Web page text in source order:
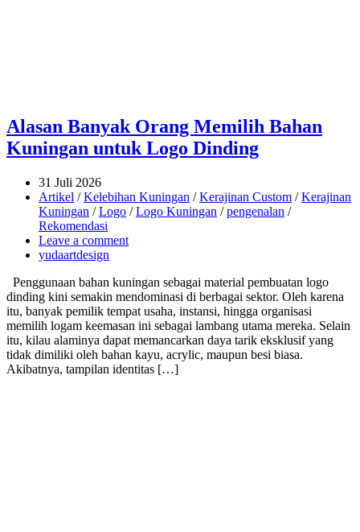
Alasan Banyak Orang Memilih Bahan
Kuningan untuk Logo Dinding
31 Juli 2026
Artikel /Kelebihan Kuningan /Kerajinan Custom /Kerajinan
Kuningan /Logo /Logo Kuningan /pengenalan /
Rekomendasi
Leave a comment
yudaartdesign
Penggunaan bahan kuningan sebagai material pembuatan logo
dinding kini semakin mendominasi di berbagai sektor. Oleh karena
itu, banyak pemilik tempat usaha, instansi, hingga organisasi
memilih logam keemasan ini sebagai lambang utama mereka. Selain
itu, kilau alaminya dapat memancarkan daya tarik eksklusif yang
tidak dimiliki oleh bahan kayu, acrylic, maupun besi biasa.
Akibatnya, tampilan identitas […]